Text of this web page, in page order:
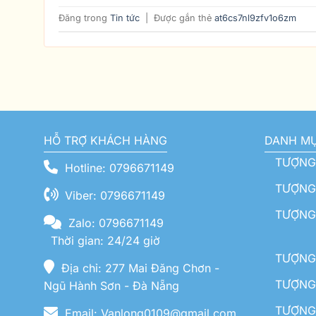
Đăng trong Tin tức Được gắn thẻ at6cs7nl9zfv1o6zm
HỖ TRỢ KHÁCH HÀNG
Hotline: 0796671149
Viber: 0796671149
Zalo: 0796671149
Thời gian: 24/24 giờ
Địa chỉ: 277 Mai Đăng Chơn -
Ngũ Hành Sơn - Đà Nẵng
Email: Vanlong0109@gmail.com
DANH